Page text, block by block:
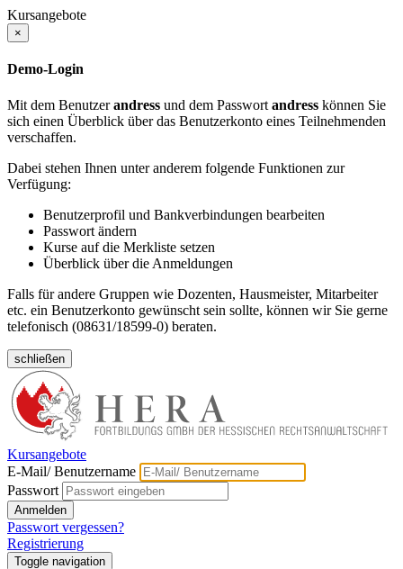
Kursangebote
×
Demo-Login
Mit dem Benutzerandress und dem Passwort andress können Sie
sich einen Überblick über das Benutzerkonto eines Teilnehmenden
verschaffen.
Dabei stehen Ihnen unter anderem folgende Funktionen zur
Verfügung:
Benutzerprofil und Bankverbindungen bearbeiten
Passwort ändern
Kurse auf die Merkliste setzen
Überblick über die Anmeldungen
Falls für andere Gruppen wie Dozenten, Hausmeister, Mitarbeiter
etc. ein Benutzerkonto gewünscht sein sollte, können wir Sie gerne
telefonisch (08631/18599-0) beraten.
schließen
Kursangebote
E-Mail/ Benutzername
Passwort
Anmelden
Passwort vergessen?
Registrierung
Toggle navigation